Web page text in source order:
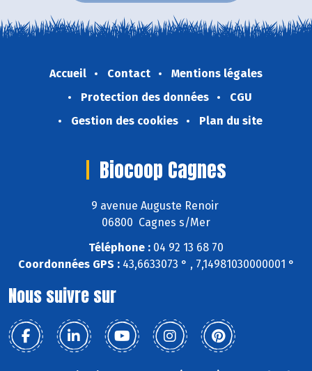
Accueil Contact
Mentions légales
Protection des données
CGU
Gestion des cookies
Plan du site
Biocoop Cagnes
9 avenue Auguste Renoir
06800 Cagnes s/Mer
Téléphone : 04 92 13 68 70
Coordonnées GPS :43,6633073 ° , 7,14981030000001 °
Nous suivre sur